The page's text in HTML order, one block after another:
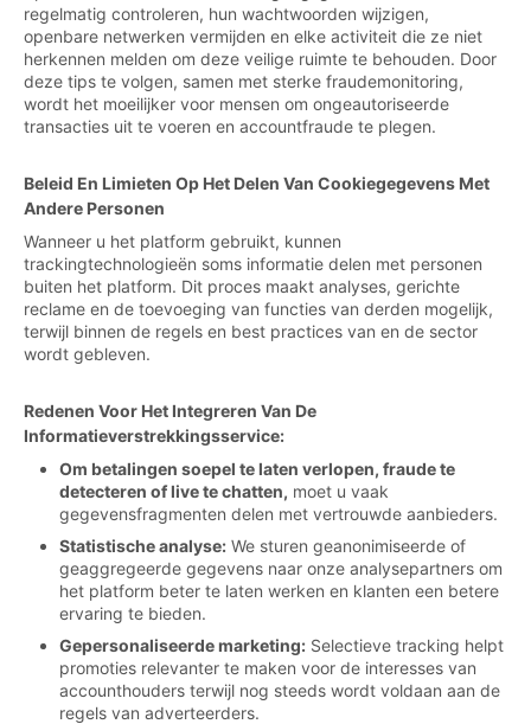
regelmatig controleren, hun wachtwoorden wijzigen,
openbare netwerken vermijden en elke activiteit die ze niet
herkennen melden om deze veilige ruimte te behouden. Door
deze tips te volgen, samen met sterke fraudemonitoring,
wordt het moeilijker voor mensen om ongeautoriseerde
transacties uit te voeren en accountfraude te plegen.
Beleid En Limieten Op Het Delen Van Cookiegegevens Met
Andere Personen
Wanneer u het platform gebruikt, kunnen
trackingtechnologieën soms informatie delen met personen
buiten het platform. Dit proces maakt analyses, gerichte
reclame en de toevoeging van functies van derden mogelijk,
terwijl binnen de regels en best practices van en de sector
wordt gebleven.
Redenen Voor Het Integreren Van De
Informatieverstrekkingsservice:
Om betalingen soepel te laten verlopen, fraude te
detecteren of live te chatten, moet u vaak
gegevensfragmenten delen met vertrouwde aanbieders.
Statistische analyse: We sturen geanonimiseerde of
geaggregeerde gegevens naar onze analysepartners om
het platform beter te laten werken en klanten een betere
ervaring te bieden.
Gepersonaliseerde marketing: Selectieve tracking helpt
promoties relevanter te maken voor de interesses van
accounthouders terwijl nog steeds wordt voldaan aan de
regels van adverteerders.